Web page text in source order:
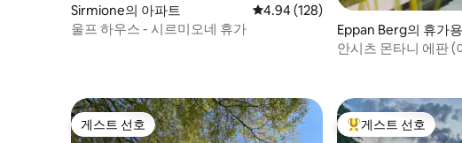
Sirmione의 아파트 평점 4.94점(5점 만점), 후기 128개
4.94 (128)
울프 하우스 - 시르미오네 휴가
Eppan Berg의 휴가
안시츠 몬타니 에판 (
게스트 선호
게스트 선호 상위 게스트 선호
게스트 선호